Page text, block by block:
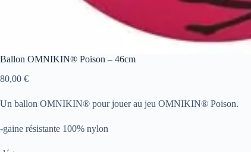
Ballon OMNIKIN® Poison – 46cm
80,00 €
Un ballon OMNIKIN® pour jouer au jeu OMNIKIN® Poison.
-gaine résistante 100% nylon